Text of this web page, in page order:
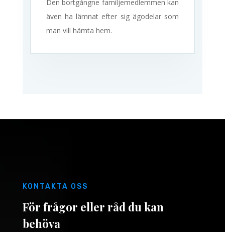
Den bortgångne familjemedlemmen kan
även ha lämnat efter sig ägodelar som
man vill hämta hem.
KONTAKTA OSS
För frågor eller råd du kan
behöva